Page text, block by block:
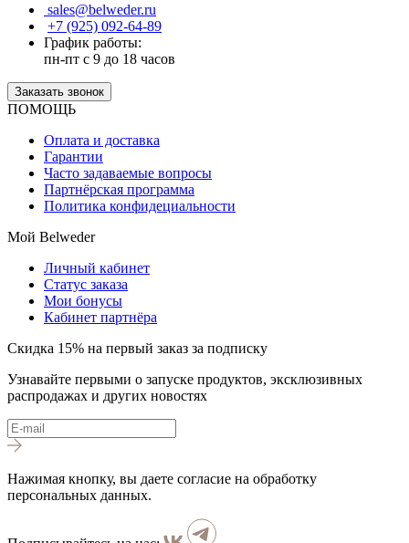
sales@belweder.ru
+7 (925) 092-64-89
График работы:
пн-пт с 9 до 18 часов
Заказать звонок
ПОМОЩЬ
Оплата и доставка
Гарантии
Часто задаваемые вопросы
Партнёрская программа
Политика конфидециальности
Мой Belweder
Личный кабинет
Статус заказа
Мои бонусы
Кабинет партнёра
Скидка 15% на первый заказ за подписку
Узнавайте первыми о запуске продуктов, эксклюзивных
распродажах и других новостях
Нажимая кнопку, вы даете согласие на обработку
персональных данных.